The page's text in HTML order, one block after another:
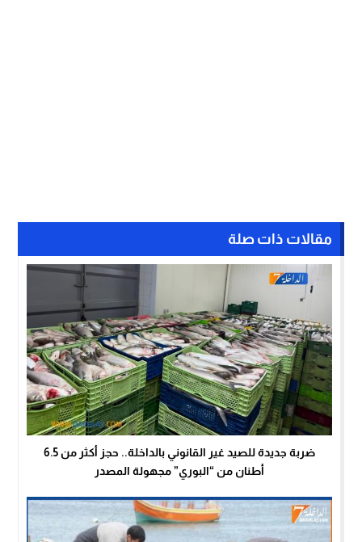
مقالات ذات صلة
ضربة جديدة للصيد غير القانوني بالداخلة.. حجز أكثر من 6.5
أطنان من “البوري” مجهولة المصدر